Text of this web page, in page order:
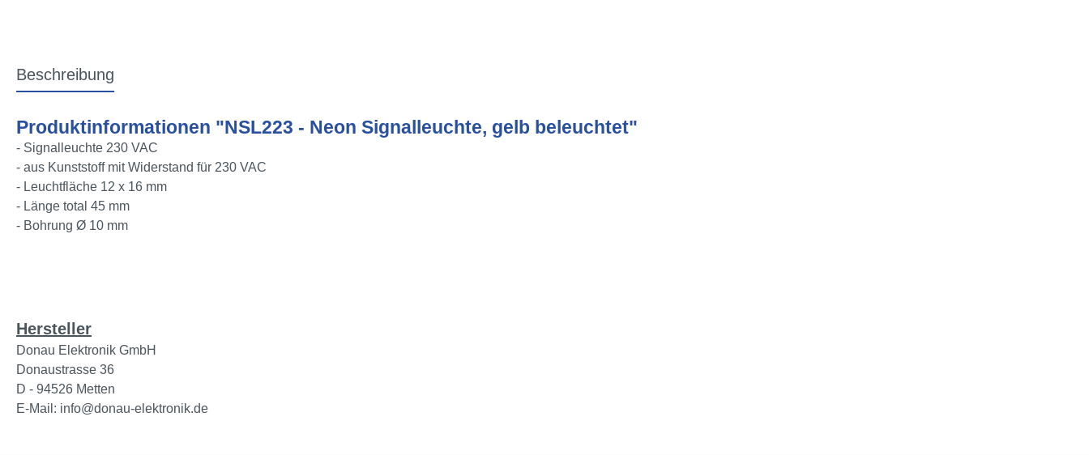
Beschreibung
Produktinformationen "NSL223 - Neon Signalleuchte, gelb beleuchtet"
- Signalleuchte 230 VAC
- aus Kunststoff mit Widerstand für 230 VAC
- Leuchtfläche 12 x 16 mm
- Länge total 45 mm
- Bohrung Ø 10 mm
Hersteller
Donau Elektronik GmbH
Donaustrasse 36
D - 94526 Metten
E-Mail: info@donau-elektronik.de